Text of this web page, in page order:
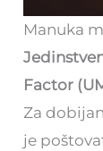
Manuka
Factor
Za
je